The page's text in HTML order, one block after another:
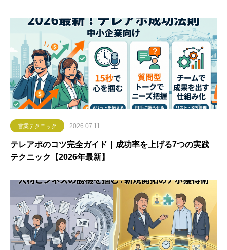
営業テクニック 2026.07.11
テレアポのコツ完全ガイド｜成功率を上げる7つの実践
テクニック【2026年最新】